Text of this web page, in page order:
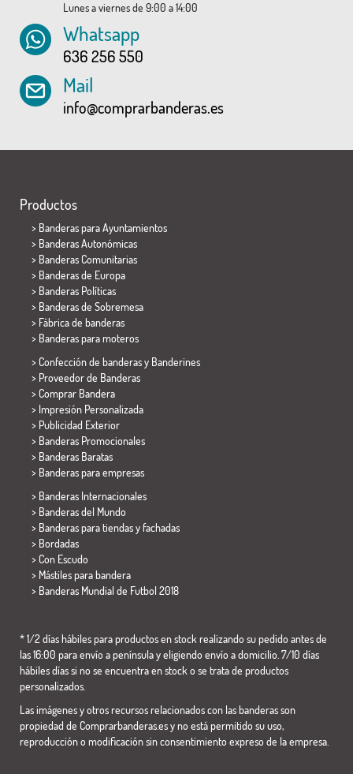
Lunes a viernes de 9:00 a 14:00
Whatsapp
636 256 550
Mail
info@comprarbanderas.es
Productos
> Banderas para Ayuntamientos
> Banderas Autonómicas
> Banderas Comunitarias
> Banderas de Europa
> Banderas Políticas
> Banderas de Sobremesa
> Fábrica de banderas
> Banderas para moteros
> Confección de banderas y Banderines
> Proveedor de Banderas
> Comprar Bandera
> Impresión Personalizada
> Publicidad Exterior
> Banderas Promocionales
> Banderas Baratas
> Banderas para empresas
> Banderas Internacionales
> Banderas del Mundo
> Banderas para tiendas y fachadas
> Bordadas
> Con Escudo
> Mástiles para bandera
> Banderas Mundial de Futbol 2018
* 1/2 días hábiles para productos en stock realizando su pedido antes de
las 16:00 para envío a península y eligiendo envío a domicilio. 7/10 días
hábiles días si no se encuentra en stock o se trata de productos
personalizados.
Las imágenes y otros recursos relacionados con las banderas son
propiedad de Comprarbanderas.es y no está permitido su uso,
reproducción o modificación sin consentimiento expreso de la empresa.